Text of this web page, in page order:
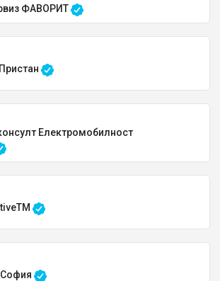
ФАВОРИТ
Електромобилност